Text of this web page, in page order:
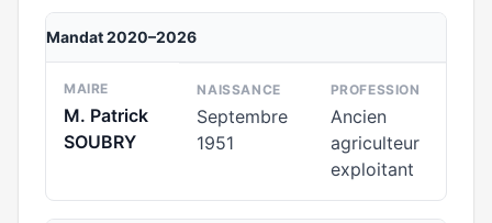
Mandat 2020–2026
MAIRE
M. Patrick
SOUBRY
NAISSANCE
Septembre
1951
PROFESSION
Ancien
agriculteur
exploitant